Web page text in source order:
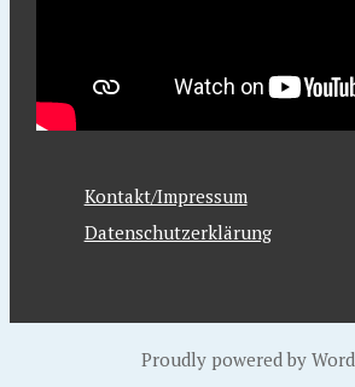
Kontakt/Impressum
Datenschutzerklärung
Proudly powered by